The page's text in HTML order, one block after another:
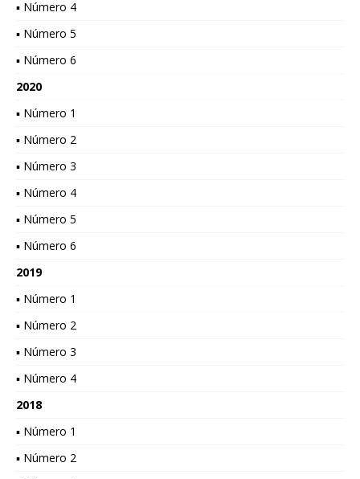
▪ Número 4
▪ Número 5
▪ Número 6
2020
▪ Número 1
▪ Número 2
▪ Número 3
▪ Número 4
▪ Número 5
▪ Número 6
2019
▪ Número 1
▪ Número 2
▪ Número 3
▪ Número 4
2018
▪ Número 1
▪ Número 2